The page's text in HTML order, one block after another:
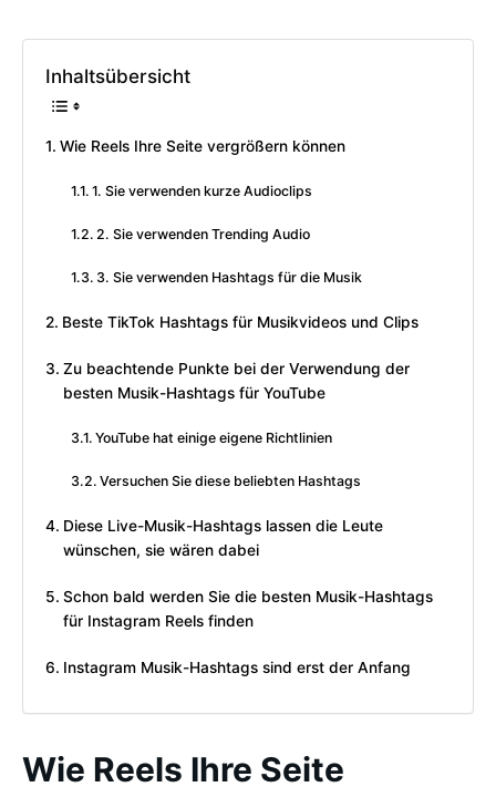
Inhaltsübersicht
Wie Reels Ihre Seite vergrößern können
1. Sie verwenden kurze Audioclips
2. Sie verwenden Trending Audio
3. Sie verwenden Hashtags für die Musik
Beste TikTok Hashtags für Musikvideos und Clips
Zu beachtende Punkte bei der Verwendung der
besten Musik-Hashtags für YouTube
YouTube hat einige eigene Richtlinien
Versuchen Sie diese beliebten Hashtags
Diese Live-Musik-Hashtags lassen die Leute
wünschen, sie wären dabei
Schon bald werden Sie die besten Musik-Hashtags
für Instagram Reels finden
Instagram Musik-Hashtags sind erst der Anfang
Wie Reels Ihre Seite